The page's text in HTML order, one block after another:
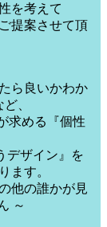
を考えて
提案させて頂
ら良いかわか
、
求める『個性
デザイン』を
ます。
他の誰かが見
～